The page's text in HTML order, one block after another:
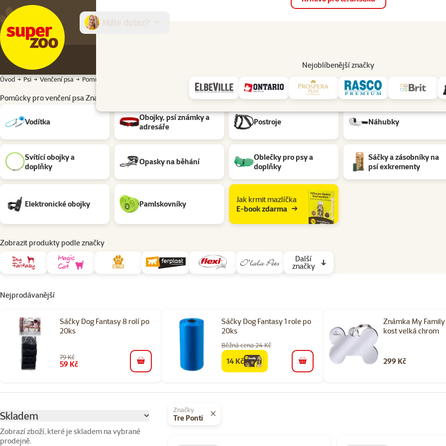
Nejoblíbenější značky
Prodejny Služby
Úvod Psi Venčení psa Pomůcky pro venčení psa Značky: Tre Ponti
Pomůcky pro venčení psa Značky: Tre Ponti
Vodítka
Obojky, psí známky a
adresáře
Postroje Náhubky
Svítící obojky a
doplňky
Opasky na běhání
Oblečky pro psy a
doplňky
Sáčky a zásobníky na
psí exkrementy
Elektronické obojky Pamlskovníky
Jak krmit mazlíčka
E-book zdarma
Zobrazit produkty podle značky
Další
značky
Nejprodávanější
Sáčky Dog Fantasy 8 rolí po
20ks
79 Kč
59 Kč do košíku
Sáčky Dog Fantasy 1 role po
20ks
Běžná cena 24 Kč
familycena
14 Kč do košíku
Známka My Family
kost velká chrom
299 Kč
Skladem
Zobrazí zboží, které je skladem na vybrané
prodejně.
Vybrané filtry
Značky
Tre Ponti